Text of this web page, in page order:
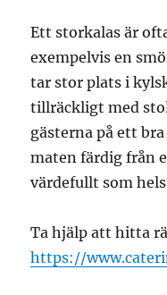
Ett storkalas är
exempelvis en
tar stor plats i
tillräckligt med
gästerna på ett
maten färdig från
värdefullt som
Ta hjälp att hitta
https://